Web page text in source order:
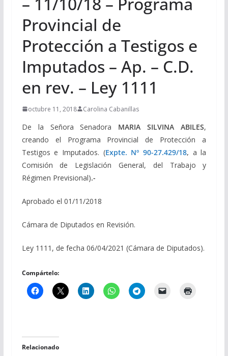
Provincial de
Protección a Testigos e
Imputados – Ap. – C.D.
en rev. – Ley 1111
octubre 11, 2018 Carolina Cabanillas
De la Señora Senadora MARIA SILVINA ABILES,
creando el Programa Provincial de Protección a
Testigos e Imputados. (Expte. Nº 90-27.429/18, a la
Comisión de Legislación General, del Trabajo y
Régimen Previsional).-
Aprobado el 01/11/2018
Cámara de Diputados en Revisión.
Ley 1111, de fecha 06/04/2021 (Cámara de Diputados).
Compártelo:
Relacionado